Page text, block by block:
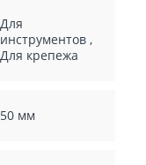
Для
инструментов,
Для крепежа
50 мм